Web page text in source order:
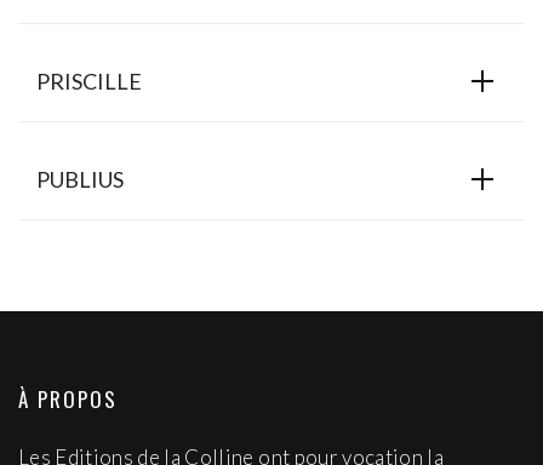
PRISCILLE
PUBLIUS
À PROPOS
Les Editions de la Colline ont pour vocation la